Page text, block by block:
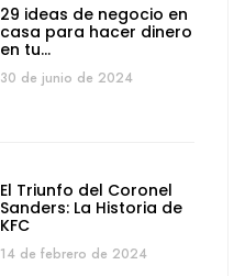
29 ideas de negocio en
casa para hacer dinero
en tu…
30 de junio de 2024
El Triunfo del Coronel
Sanders: La Historia de
KFC
14 de febrero de 2024